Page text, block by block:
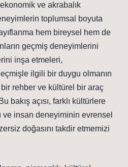
ekonomik ve akrabalık
toplumsal boyuta
hem bireysel hem de
geçmiş deneyimlerini
inşa etmeleri,
ilgili bir duygu olmanın
rehber ve kültürel bir araç
bakış açısı, farklı kültürlere
ve insan deneyiminin evrensel
doğasını takdir etmemizi